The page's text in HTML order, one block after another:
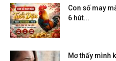
Con số may
6 hút...
Mơ thấy mình